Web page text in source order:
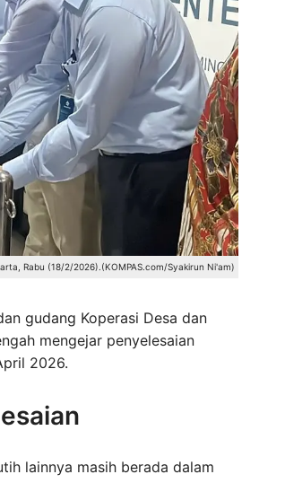
Rabu (18/2/2026).(KOMPAS.com/Syakirun Ni'am)
gudang Koperasi Desa dan
mengejar penyelesaian
2026.
lainnya masih berada dalam